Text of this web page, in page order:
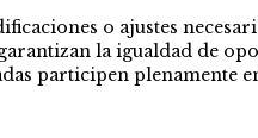
o ajustes
la igualdad de
participen plenamente